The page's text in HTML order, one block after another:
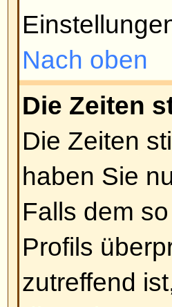
zugänglich
können, ist das
Sie sollten ihn
bestimmt einen
Normalerweise
des Ranges
Benutzernamen
abhängig
meisten Boards